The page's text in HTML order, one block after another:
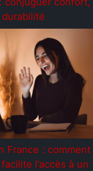
France : comment
l’accès à un